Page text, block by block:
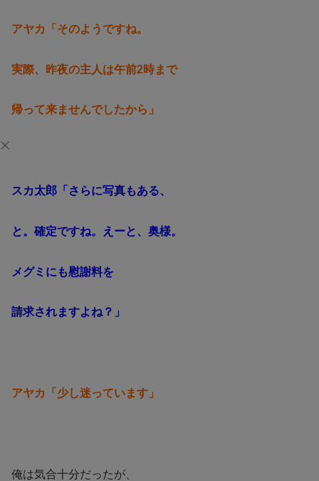
アヤカ「そのようですね。
実際、昨夜の主人は午前2時まで
帰って来ませんでしたから」
スカ太郎「さらに写真もある、
と。確定ですね。えーと、奥様。
メグミにも慰謝料を
請求されますよね？」
アヤカ「少し迷っています」
俺は気合十分だったが、